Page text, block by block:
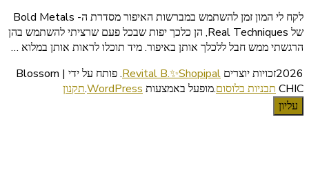
האיפור
של
Real
Techniques
מסדרת
Bold
לקח לי המון זמן להשתמש במברשות האיפור מסדרת ה- Bold Metals
של Real Techniques, הן כלכך יפות שבכל פעם שרציתי להשתמש בהן
הרגשתי ממש חבל ללכלך אותן באיפור. מיד תוכלו לראות אותן במלוא …
2026זכויות יוצרים
Revital B.✨Shopipal
.
פותח על ידי | Blossom
CHIC תבניות בלוסום.מופעל באמצעות WordPress
.תקנון
עליון